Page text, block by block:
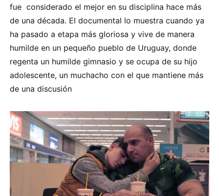
fue considerado el mejor en su disciplina hace más
de una década. El documental lo muestra cuando ya
ha pasado a etapa más gloriosa y vive de manera
humilde en un pequeño pueblo de Uruguay, donde
regenta un humilde gimnasio y se ocupa de su hijo
adolescente, un muchacho con el que mantiene más
de una discusión